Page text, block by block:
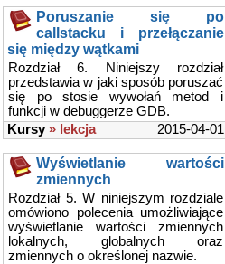
Poruszanie się po
callstacku i przełączanie
się między wątkami
Rozdział 6. Niniejszy rozdział
przedstawia w jaki sposób poruszać
się po stosie wywołań metod i
funkcji w debuggerze GDB.
2015-04-01
Kursy » lekcja
Wyświetlanie wartości
zmiennych
Rozdział 5. W niniejszym rozdziale
omówiono polecenia umożliwiające
wyświetlanie wartości zmiennych
lokalnych, globalnych oraz
zmiennych o określonej nazwie.